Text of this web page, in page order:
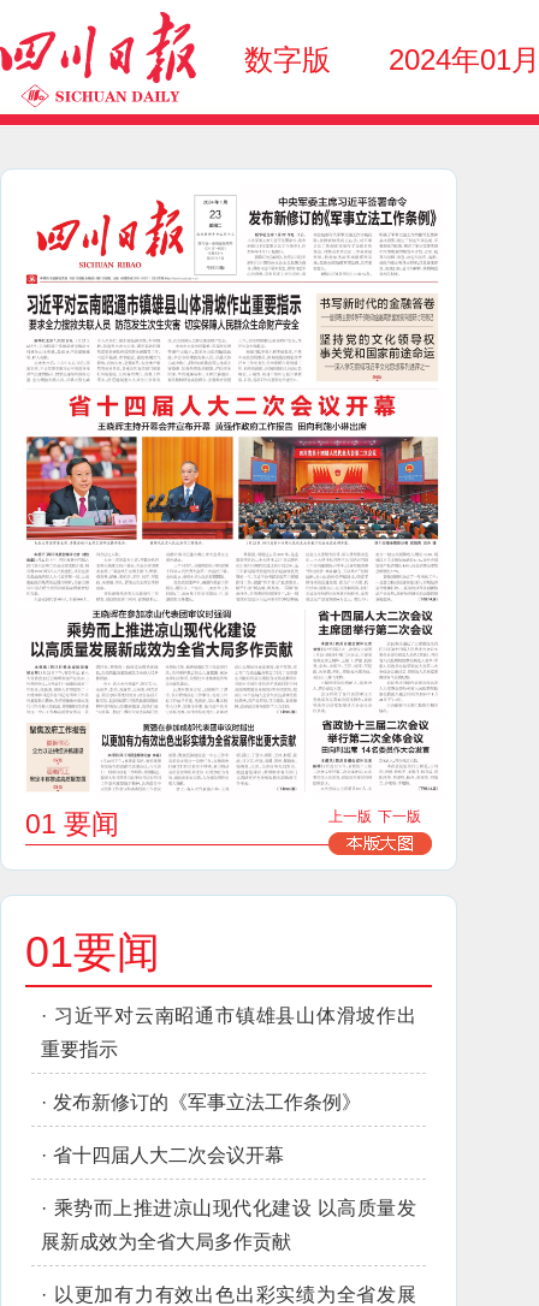
数字版 2024年01
01 要闻 上一版 下一版
01要闻
· 习近平对云南昭通市镇雄县山体滑坡作出
重要指示
· 发布新修订的《军事立法工作条例》
· 省十四届人大二次会议开幕
· 乘势而上推进凉山现代化建设 以高质量发
展新成效为全省大局多作贡献
· 以更加有力有效出色出彩实绩为全省发展